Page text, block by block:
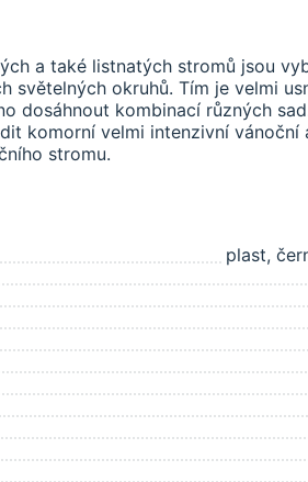
a také listnatých stromů jsou
světelných okruhů. Tím je velmi
dosáhnout kombinací různých
komorní velmi intenzivní vánoční
stromu.
plast,